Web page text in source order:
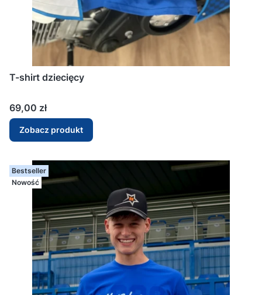
T-shirt dziecięcy
Cena
69,00 zł
Zobacz produkt
Bestseller
Nowość